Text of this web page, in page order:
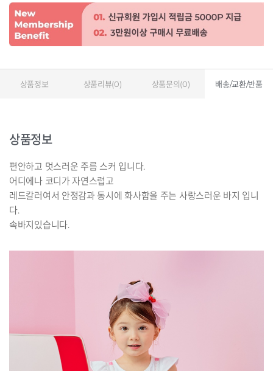
상품정보 상품리뷰(0) 상품문의(0) 배송/교환/반품
상품정보
편안하고 멋스러운 주름 스커 입니다.
어디에나 코디가 자연스럽고
레드칼러여서 안정감과 동시에 화사함을 주는 사랑스러운 바지 입니
다.
속바지있습니다.